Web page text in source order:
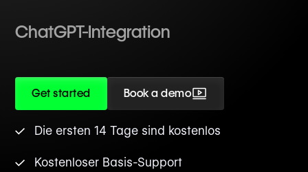
ChatGPT-Integration
Get started Book a demo
Die ersten 14 Tage sind kostenlos
Kostenloser Basis-Support